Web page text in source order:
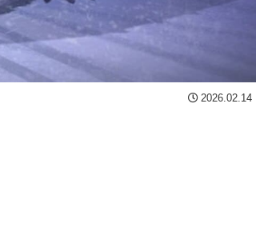
2026.02.14